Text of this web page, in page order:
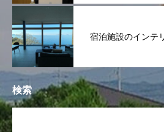
宿泊施設のインテ
検索